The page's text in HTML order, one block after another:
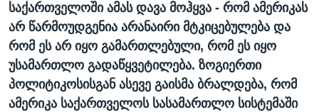
საქართველოში ამას დავა მოჰყვა - რომ ამერიკას
არ წარმოუდგენია არანაირი მტკიცებულება და
რომ ეს არ იყო გამართლებული, რომ ეს იყო
უსამართლო გადაწყვეტილება. ზოგიერთი
პოლიტიკოსისგან ასევე გაისმა ბრალდება, რომ
ამერიკა საქართველოს სასამართლო სისტემაში